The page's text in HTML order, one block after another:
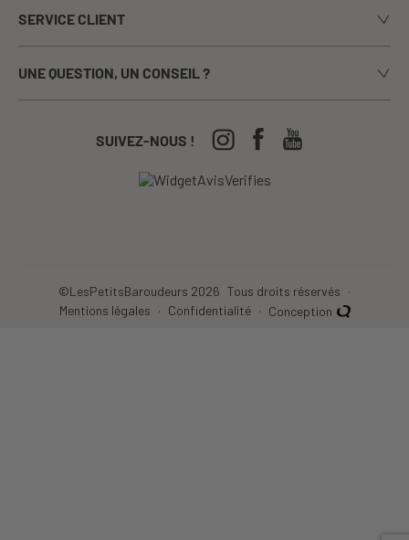
Le blog
Nos marques
La presse en parle
Nos Festivals
SERVICE CLIENT
Livraison
Paiement sécurisé
Echanges / Retours
UNE QUESTION, UN CONSEIL ?
Appelez-nous du lundi au vendredi de 9h00 à 17h00
04-50-63-93-44
SUIVEZ-NOUS !
©LesPetitsBaroudeurs 2026 Tous droits réservés
Mentions légales
Confidentialité Conception